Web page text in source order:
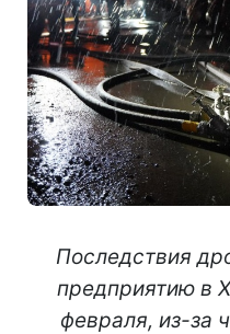
Последствия
предприятию в
февраля, из-за